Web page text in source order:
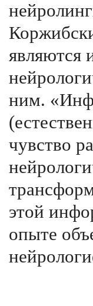
являются
ним.
чувство
этой
опыте